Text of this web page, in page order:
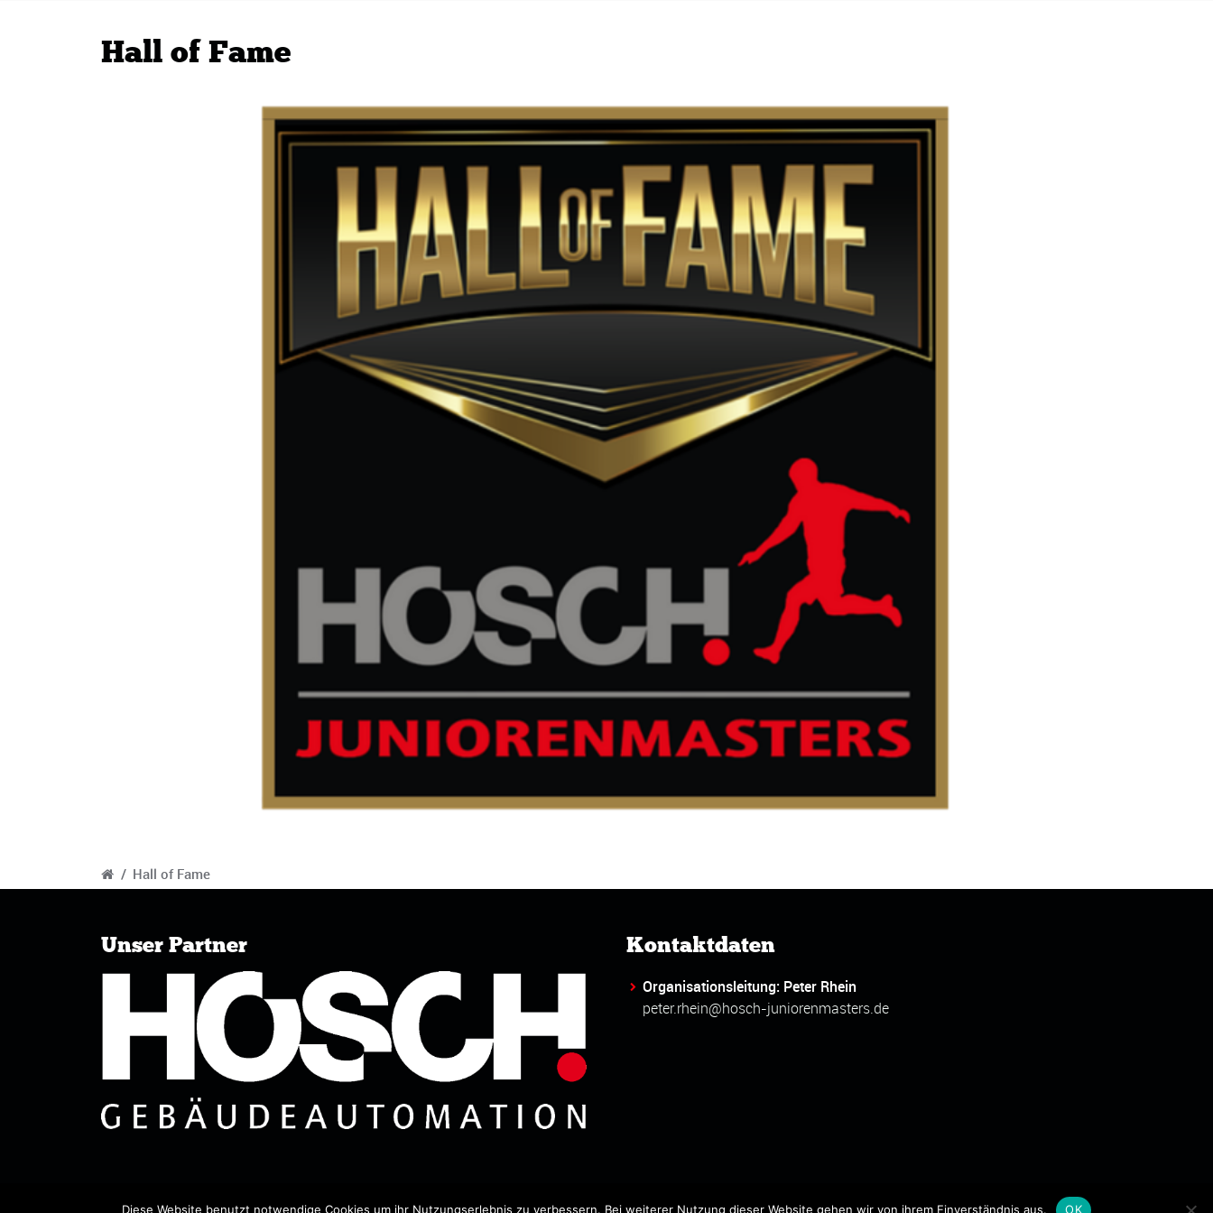
Hall of Fame
/ Hall of Fame
Unser Partner Kontaktdaten
Organisationsleitung: Peter Rhein
peter.rhein@hosch-juniorenmasters.de
Diese Website benutzt notwendige Cookies um ihr Nutzungserlebnis zu verbessern. Bei weiterer Nutzung dieser Website gehen wir von ihrem Einverständnis aus. OK